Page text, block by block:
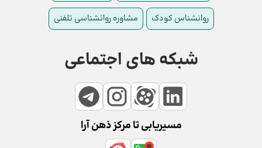
روانشناس کودک مشاوره روانشناسی تلفنی
شبکه های اجتماعی
مسیریابی تا مرکز ذهن آرا